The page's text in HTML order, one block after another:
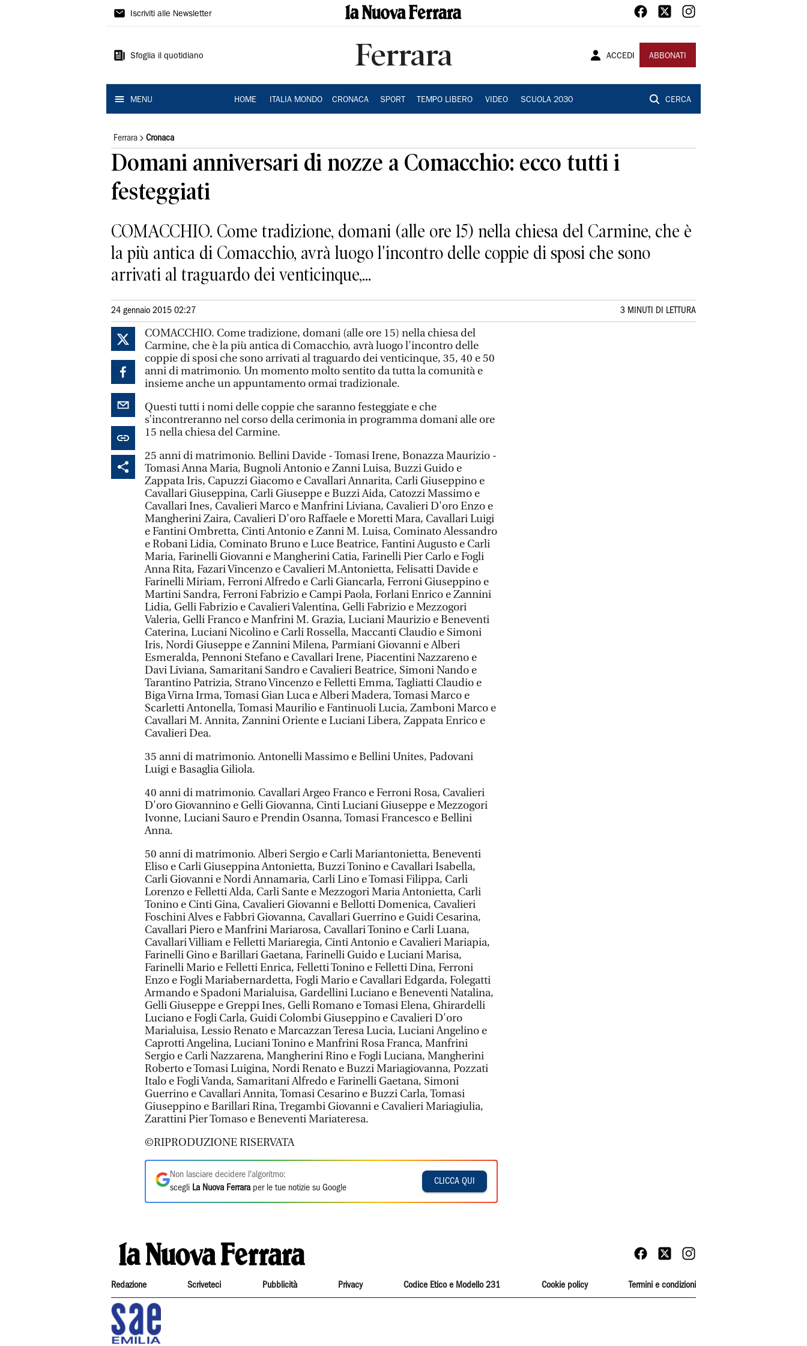
La
Ferrara
Iscriviti alle Newsletter
Sfoglia il quotidiano Ferrara ACCEDI ABBONATI
MENU HOME ITALIA MONDO CRONACA SPORT TEMPO LIBERO VIDEO SCUOLA 2030 CERCA
Ferrara Cronaca
Domani anniversari di nozze a Comacchio: ecco tutti i
festeggiati
COMACCHIO. Come tradizione, domani (alle ore 15) nella chiesa del Carmine, che è
la più antica di Comacchio, avrà luogo l'incontro delle coppie di sposi che sono
arrivati al traguardo dei venticinque,...
24 gennaio 2015 02:27 3 MINUTI DI LETTURA
COMACCHIO. Come tradizione, domani (alle ore 15) nella chiesa del
Carmine, che è la più antica di Comacchio, avrà luogo l'incontro delle
coppie di sposi che sono arrivati al traguardo dei venticinque, 35, 40 e 50
anni di matrimonio. Un momento molto sentito da tutta la comunità e
insieme anche un appuntamento ormai tradizionale.
Questi tutti i nomi delle coppie che saranno festeggiate e che
s’incontreranno nel corso della cerimonia in programma domani alle ore
15 nella chiesa del Carmine.
25 anni di matrimonio. Bellini Davide - Tomasi Irene, Bonazza Maurizio -
Tomasi Anna Maria, Bugnoli Antonio e Zanni Luisa, Buzzi Guido e
Zappata Iris, Capuzzi Giacomo e Cavallari Annarita, Carli Giuseppino e
Cavallari Giuseppina, Carli Giuseppe e Buzzi Aida, Catozzi Massimo e
Cavallari Ines, Cavalieri Marco e Manfrini Liviana, Cavalieri D'oro Enzo e
Mangherini Zaira, Cavalieri D'oro Raffaele e Moretti Mara, Cavallari Luigi
e Fantini Ombretta, Cinti Antonio e Zanni M. Luisa, Cominato Alessandro
e Robani Lidia, Cominato Bruno e Luce Beatrice, Fantini Augusto e Carli
Maria, Farinelli Giovanni e Mangherini Catia, Farinelli Pier Carlo e Fogli
Anna Rita, Fazari Vincenzo e Cavalieri M.Antonietta, Felisatti Davide e
Farinelli Miriam, Ferroni Alfredo e Carli Giancarla, Ferroni Giuseppino e
Martini Sandra, Ferroni Fabrizio e Campi Paola, Forlani Enrico e Zannini
Lidia, Gelli Fabrizio e Cavalieri Valentina, Gelli Fabrizio e Mezzogori
Valeria, Gelli Franco e Manfrini M. Grazia, Luciani Maurizio e Beneventi
Caterina, Luciani Nicolino e Carli Rossella, Maccanti Claudio e Simoni
Iris, Nordi Giuseppe e Zannini Milena, Parmiani Giovanni e Alberi
Esmeralda, Pennoni Stefano e Cavallari Irene, Piacentini Nazzareno e
Davi Liviana, Samaritani Sandro e Cavalieri Beatrice, Simoni Nando e
Tarantino Patrizia, Strano Vincenzo e Felletti Emma, Tagliatti Claudio e
Biga Virna Irma, Tomasi Gian Luca e Alberi Madera, Tomasi Marco e
Scarletti Antonella, Tomasi Maurilio e Fantinuoli Lucia, Zamboni Marco e
Cavallari M. Annita, Zannini Oriente e Luciani Libera, Zappata Enrico e
Cavalieri Dea.
35 anni di matrimonio. Antonelli Massimo e Bellini Unites, Padovani
Luigi e Basaglia Giliola.
40 anni di matrimonio. Cavallari Argeo Franco e Ferroni Rosa, Cavalieri
D'oro Giovannino e Gelli Giovanna, Cinti Luciani Giuseppe e Mezzogori
Ivonne, Luciani Sauro e Prendin Osanna, Tomasi Francesco e Bellini
Anna.
50 anni di matrimonio. Alberi Sergio e Carli Mariantonietta, Beneventi
Eliso e Carli Giuseppina Antonietta, Buzzi Tonino e Cavallari Isabella,
Carli Giovanni e Nordi Annamaria, Carli Lino e Tomasi Filippa, Carli
Lorenzo e Felletti Alda, Carli Sante e Mezzogori Maria Antonietta, Carli
Tonino e Cinti Gina, Cavalieri Giovanni e Bellotti Domenica, Cavalieri
Foschini Alves e Fabbri Giovanna, Cavallari Guerrino e Guidi Cesarina,
Cavallari Piero e Manfrini Mariarosa, Cavallari Tonino e Carli Luana,
Cavallari Villiam e Felletti Mariaregia, Cinti Antonio e Cavalieri Mariapia,
Farinelli Gino e Barillari Gaetana, Farinelli Guido e Luciani Marisa,
Farinelli Mario e Felletti Enrica, Felletti Tonino e Felletti Dina, Ferroni
Enzo e Fogli Mariabernardetta, Fogli Mario e Cavallari Edgarda, Folegatti
Armando e Spadoni Marialuisa, Gardellini Luciano e Beneventi Natalina,
Gelli Giuseppe e Greppi Ines, Gelli Romano e Tomasi Elena, Ghirardelli
Luciano e Fogli Carla, Guidi Colombi Giuseppino e Cavalieri D'oro
Marialuisa, Lessio Renato e Marcazzan Teresa Lucia, Luciani Angelino e
Caprotti Angelina, Luciani Tonino e Manfrini Rosa Franca, Manfrini
Sergio e Carli Nazzarena, Mangherini Rino e Fogli Luciana, Mangherini
Roberto e Tomasi Luigina, Nordi Renato e Buzzi Mariagiovanna, Pozzati
Italo e Fogli Vanda, Samaritani Alfredo e Farinelli Gaetana, Simoni
Guerrino e Cavallari Annita, Tomasi Cesarino e Buzzi Carla, Tomasi
Giuseppino e Barillari Rina, Tregambi Giovanni e Cavalieri Mariagiulia,
Zarattini Pier Tomaso e Beneventi Mariateresa.
©RIPRODUZIONE RISERVATA
Non lasciare decidere l'algoritmo:
scegli La Nuova Ferrara per le tue notizie su Google
CLICCA QUI
Redazione Scriveteci Pubblicità Privacy Codice Etico e Modello 231 Cookie policy Termini e condizioni